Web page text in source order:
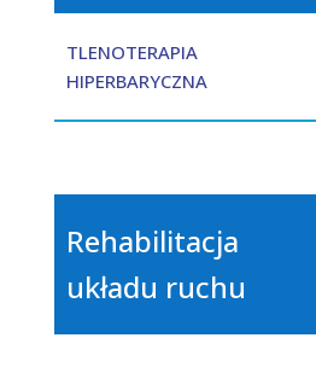
TLENOTERAPIA
HIPERBARYCZNA
Rehabilitacja
układu ruchu